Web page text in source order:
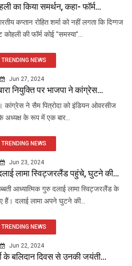
का किया समर्थन, कहा- फॉर्म...
कप्तान रोहित शर्मा को नहीं लगता कि दिग्गज
कोहली की फॉर्म कोई "समस्या"...
TRENDING NEWS
Jun 27, 2024
नियुक्ति पर भाजपा ने कांग्रेस...
कांग्रेस ने सैम पित्रोदा को इंडियन ओवरसीज
अध्यक्ष के रूप में एक बार...
TRENDING NEWS
Jun 23, 2024
लामा स्विट्जरलैंड पहुंचे, घुटने की...
आध्यात्मिक गुरु दलाई लामा स्विट्जरलैंड के
हैं। दलाई लामा अपने घुटने की...
TRENDING NEWS
Jun 22, 2024
के बलिदान दिवस से उनकी जयंती...